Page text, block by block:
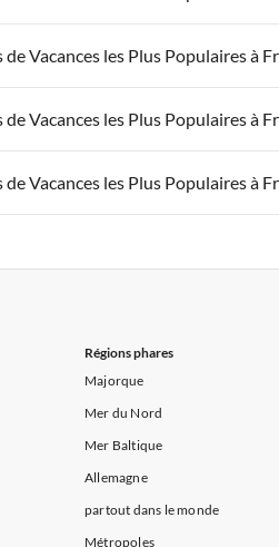
Vacances à Côte d'Azur
Vacances à Côte atlantique
Vacances à Côte d'Azur
Vacances à France
Vacances à Côte atlantique
Vacances à Côte d'Azur
Vacances les Plus Populaires à
Vacances à France
Vacances à Côte atlantique
Vacances à Côte d'Azur
Vacances les Plus Populaires à
Vacances à France
Vacances à Côte atlantique
Vacances les Plus Populaires à
Régions phares
Majorque
Mer du Nord
Mer Baltique
Allemagne
partout dans le monde
Métropoles